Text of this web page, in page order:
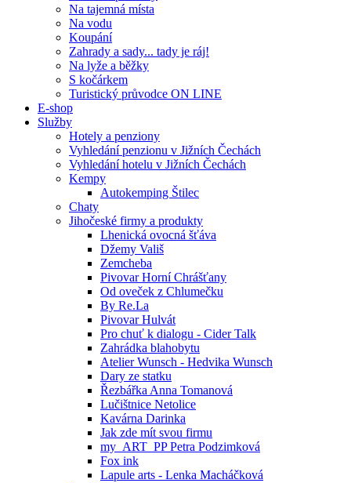
Na tajemná místa
Na vodu
Koupání
Zahrady a sady... tady je ráj!
Na lyže a běžky
S kočárkem
Turistický průvodce ON LINE
E-shop
Služby
Hotely a penziony
Vyhledání penzionu v Jižních Čechách
Vyhledání hotelu v Jižních Čechách
Kempy
Autokemping Štilec
Chaty
Jihočeské firmy a produkty
Lhenická ovocná šťáva
Džemy Vališ
Zemcheba
Pivovar Horní Chrášťany
Od oveček z Chlumečku
By Re.La
Pivovar Hulvát
Pro chuť k dialogu - Cider Talk
Zahrádka blahobytu
Atelier Wunsch - Hedvika Wunsch
Dary ze statku
Řezbářka Anna Tomanová
Lučištnice Netolice
Kavárna Darinka
Jak zde mít svou firmu
my_ART_PP Petra Podzimková
Fox ink
Lapule arts - Lenka Macháčková